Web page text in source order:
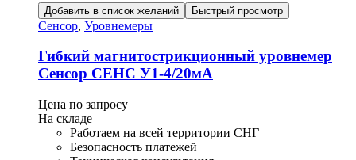
Добавить в список желаний Быстрый просмотр
Сенсор, Уровнемеры
Гибкий магнитострикционный уровнемер
Сенсор СЕНС У1-4/20мА
Цена по запросу
На складе
Работаем на всей территории СНГ
Безопасность платежей